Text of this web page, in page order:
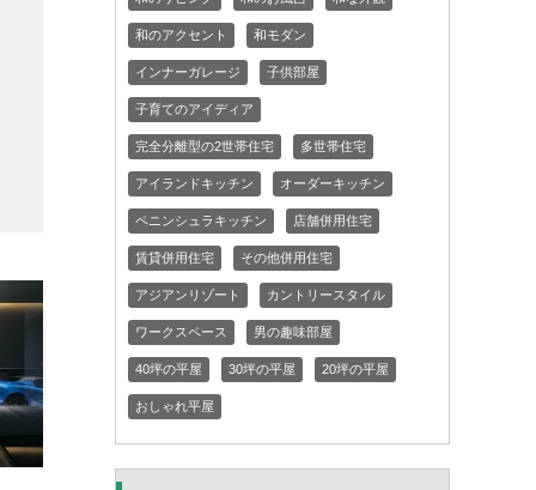
和のアクセント 和モダン
インナーガレージ 子供部屋
子育てのアイディア
完全分離型の2世帯住宅 多世帯住宅
アイランドキッチン オーダーキッチン
ペニンシュラキッチン 店舗併用住宅
賃貸併用住宅 その他併用住宅
アジアンリゾート カントリースタイル
ワークスペース 男の趣味部屋
40坪の平屋 30坪の平屋 20坪の平屋
おしゃれ平屋